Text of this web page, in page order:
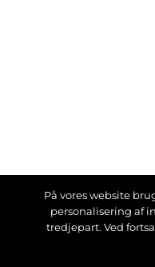
På vores website
personalisering af
tredjepart. Ved